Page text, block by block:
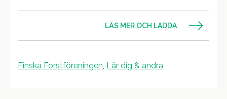
LÄS MER OCH LADDA
Finska Forstföreningen, Lär dig & andra